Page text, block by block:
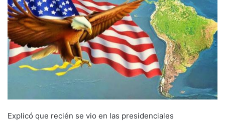
Explicó que recién se vio en las presidenciales